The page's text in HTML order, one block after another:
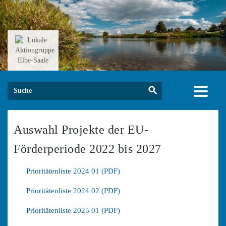
Skip
to
content
for:
Search Button
Auswahl Projekte der EU-
Förderperiode 2022 bis 2027
Prioritätenliste 2024 01 (PDF)
Prioritätenliste 2024 02 (PDF)
Prioritätenliste 2025 01 (PDF)